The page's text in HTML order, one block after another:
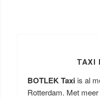
TAXI
BOTLEK Taxi is al
Rotterdam. Met